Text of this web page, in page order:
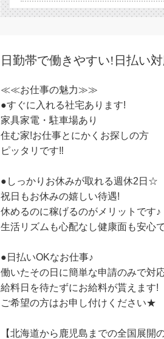
日勤帯で働きやすい!日払い
≪≪お仕事の魅力≫≫
●すぐに入れる社宅あります!
家具家電・駐車場あり
住む家!お仕事とにかくお探しの方
ピッタリです‼
●しっかりお休みが取れる週休2日☆
祝日もお休みの嬉しい待遇!
休めるのに稼げるのがメリットです♪
生活リズムも心配なし健康面も安心
●日払いOKなお仕事♪
働いたその日に簡単な申請のみで対
給料日を待たずにお給料が貰えます!
ご希望の方はお申し付けください★
【北海道から鹿児島までの全国展開